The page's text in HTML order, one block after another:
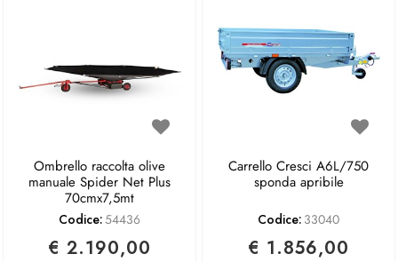
Ombrello raccolta olive
manuale Spider Net Plus
70cmx7,5mt
Codice:54436
€ 2.190,00
Carrello Cresci A6L/750
sponda apribile
Codice: 33040
€ 1.856,00